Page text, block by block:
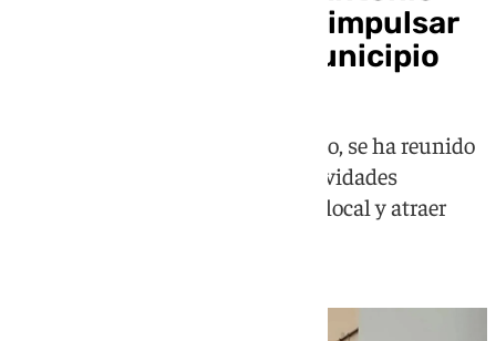
Montes se unen para impulsar
la vida cultural del municipio
La alcaldesa, Mari Carmen Moreno, se ha reunido
con la entidad para coordinar actividades
orientadas a promover la historia local y atraer